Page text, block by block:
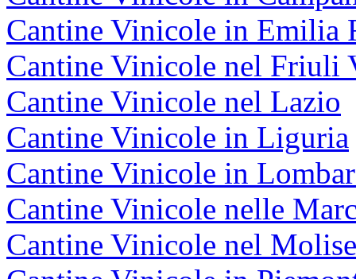
Cantine Vinicole in Emilia
Cantine Vinicole nel Friuli
Cantine Vinicole nel Lazio
Cantine Vinicole in Liguria
Cantine Vinicole in
Cantine Vinicole nelle
Cantine Vinicole nel Molise